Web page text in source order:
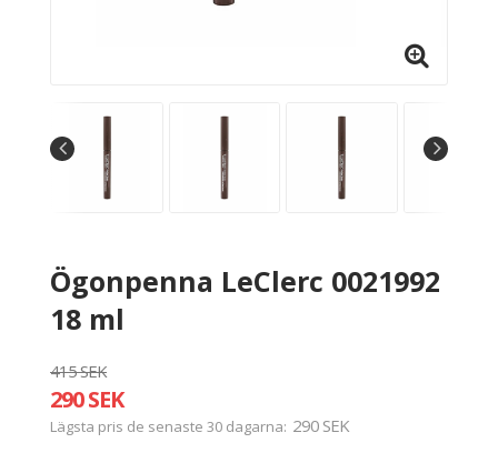
Ögonpenna LeClerc 0021992
18 ml
415 SEK
290 SEK
Lägsta pris de senaste 30 dagarna 290 SEK